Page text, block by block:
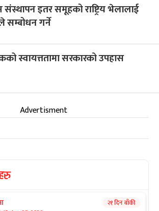
संस्थापन इतर समूहको राष्ट्रिय भेलालाई
सम्बोधन गर्ने
स्वायत्ततामा सरकारको उपहास
Advertisment
२१ दिन बाँकी